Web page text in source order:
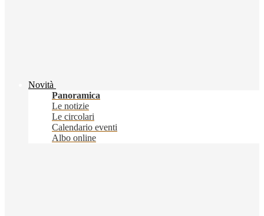
Novità
Panoramica
Le notizie
Le circolari
Calendario eventi
Albo online